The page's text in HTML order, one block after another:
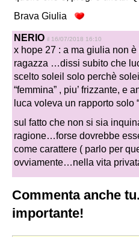
Brava Giulia
NERIO il 16/07/2018 16:10
x hope 27 : a ma giulia non
ragazza …dissi subito che
scelto soleil solo perchè
“femmina” , piu’ frizzante, e
luca voleva un rapporto solo
sul fatto che non si sia
ragione…forse dovrebbe
come carattere ( parlo per
ovviamente…nella vita
Commenta anche
importante!